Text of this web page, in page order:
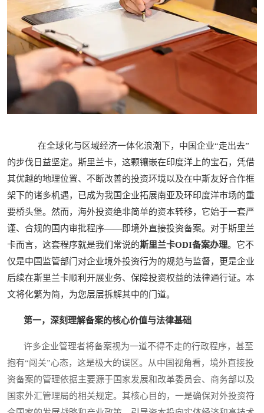
在全球化与区域经济一体化浪潮下，中国企业“走出去”
的步伐日益坚定。斯里兰卡，这颗镶嵌在印度洋上的宝石，凭借
其优越的地理位置、不断改善的投资环境以及在中斯友好合作框
架下的诸多机遇，已成为我国企业拓展南亚及环印度洋市场的重
要桥头堡。然而，海外投资绝非简单的资本转移，它始于一套严
谨、合规的国内审批程序——即境外直接投资备案。对于斯里兰
卡而言，这套程序就是我们常说的斯里兰卡ODI备案办理。它不
仅是中国监管部门对企业境外投资行为的规范与监督，更是企业
后续在斯里兰卡顺利开展业务、保障投资权益的法律通行证。本
文将化繁为简，为您层层拆解其中的门道。
第一，深刻理解备案的核心价值与法律基础
许多企业管理者将备案视为一道不得不走的行政程序，甚至
抱有“闯关”心态，这是极大的误区。从中国视角看，境外直接投
资备案的管理依据主要源于国家发展和改革委员会、商务部以及
国家外汇管理局的相关规定。其核心目的，一是确保对外投资符